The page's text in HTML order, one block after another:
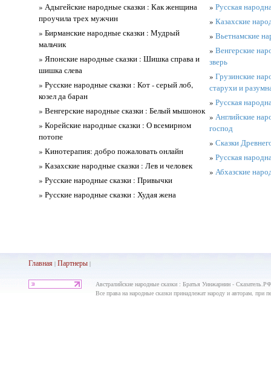
» Адыгейские народные сказки : Как женщина
проучила трех мужчин
» Бирманские народные сказки : Мудрый
мальчик
» Японские народные сказки : Шишка справа и
шишка слева
» Русские народные сказки : Кот - серый лоб,
козел да баран
» Венгерские народные сказки : Белый мышонок
» Корейские народные сказки : О всемирном
потопе
» Кинотерапия: добро пожаловать онлайн
» Казахские народные сказки : Лев и человек
» Русские народные сказки : Привычки
» Русские народные сказки : Худая жена
» Русская
» Казахские
» Вьетнамские
» Венгерские
зверь
» Грузинские
старухи и
» Русская
» Английские
господ
» Сказки
» Русская
» Абхазские
Главная| Партнеры|
Австралийские народные сказки : Братья Уинжарнин -
Все права на народные сказки принадлежат народу и авторам, при